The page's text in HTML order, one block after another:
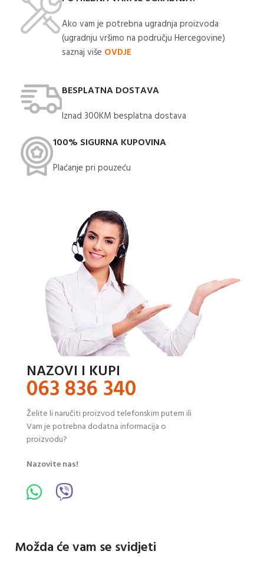
Ako vam je potrebna ugradnja proizvoda
(ugradnju vršimo na području Hercegovine)
saznaj više OVDJE
BESPLATNA DOSTAVA
Iznad 300KM besplatna dostava​
100% SIGURNA KUPOVINA
Plaćanje pri pouzeću
NAZOVI I KUPI
063 836 340
Želite li naručiti proizvod telefonskim putem ili
Vam je potrebna dodatna informacija o
proizvodu?
Nazovite nas!
Možda će vam se svidjeti